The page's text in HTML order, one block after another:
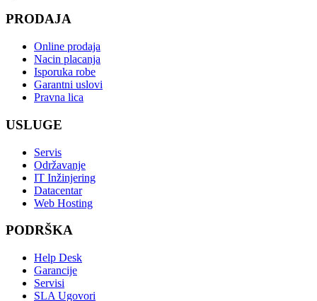
PRODAJA
Online prodaja
Nacin placanja
Isporuka robe
Garantni uslovi
Pravna lica
USLUGE
Servis
Održavanje
IT Inžinjering
Datacentar
Web Hosting
PODRŠKA
Help Desk
Garancije
Servisi
SLA Ugovori